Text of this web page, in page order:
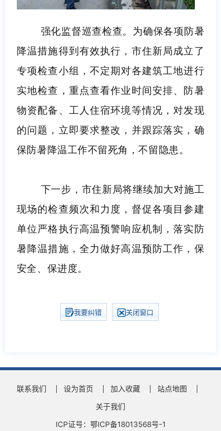
强化监督巡查检查。为确保各项防暑
降温措施得到有效执行，市住新局成立了
专项检查小组，不定期对各建筑工地进行
实地检查，重点查看作业时间安排、防暑
物资配备、工人住宿环境等情况，对发现
的问题，立即要求整改，并跟踪落实，确
保防暑降温工作不留死角，不留隐患。
下一步，市住新局将继续加大对施工
现场的检查频次和力度，督促各项目参建
单位严格执行高温预警响应机制，落实防
暑降温措施，全力做好高温预防工作，保
安全、保进度。
我要纠错 关闭窗口
联系我们 设为首页 加入收藏
站点地图
关于我们
ICP证号：鄂ICP备18013568号-1